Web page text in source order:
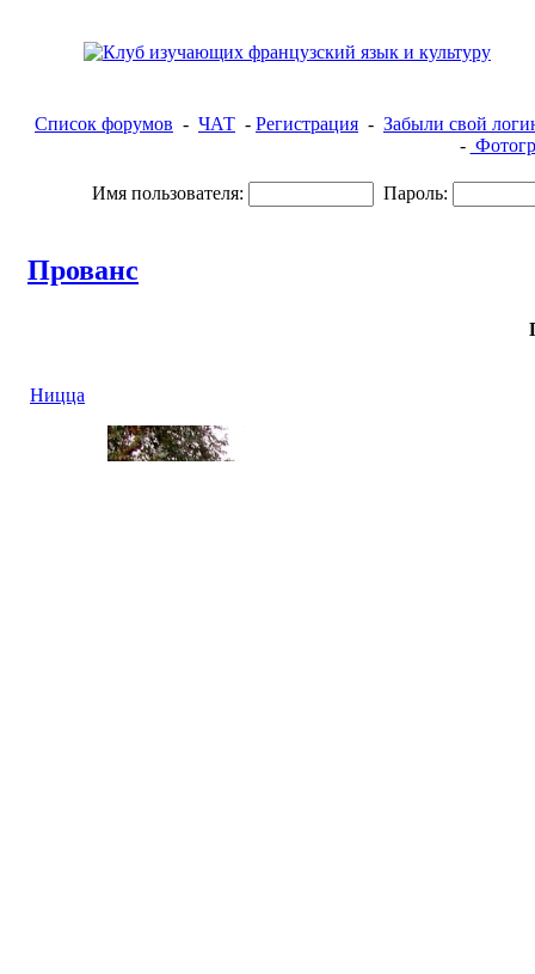
Список форумов - ЧАТ - Регистрация - Забыли свой
-
Имя пользователя: Пароль:
Прованс
Ницца